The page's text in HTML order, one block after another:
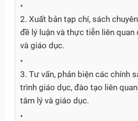
2. Xuất bản tạp chí, sách
đề lý luận và thực tiễn liên quan
và giáo dục.
3. Tư vấn, phản biện các chính
trình giáo dục, đào tạo liên
tâm lý và giáo dục.